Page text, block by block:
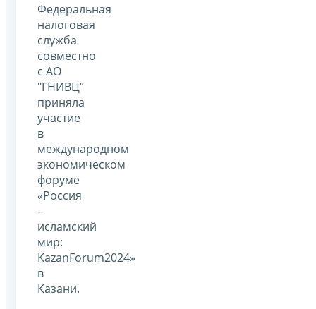
Федеральная
налоговая
служба
совместно
с АО
"ГНИВЦ”
приняла
участие
в
международном
экономическом
форуме
«Россия
–
исламский
мир:
KazanForum2024»
в
Казани.